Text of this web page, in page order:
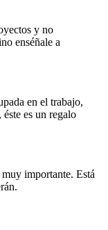
y no
enséñale a
en el trabajo,
es un regalo
importante. Está